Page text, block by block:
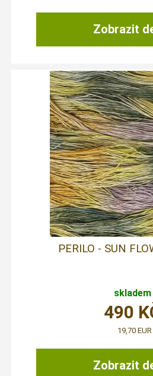
Zobrazit
PERILO - SUN
skladem
Zobrazit
490
19,70 EUR